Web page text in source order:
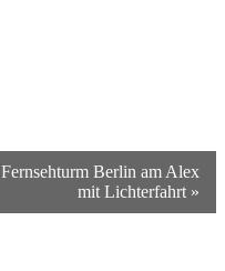
Fernsehturm Berlin am Alex
mit Lichterfahrt »